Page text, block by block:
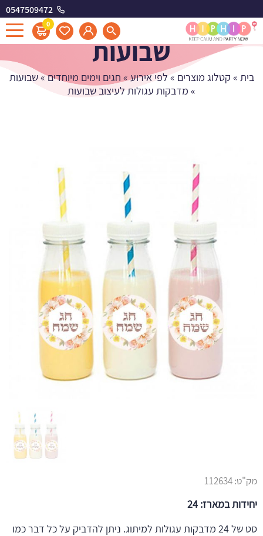
0547509472
0
מדבקות עגולות לעיצוב
שבועות
בית » קטלוג מוצרים » לפי אירוע» חגים וימים מיוחדים»שבועות
» מדבקות עגולות לעיצוב שבועות
מק"ט:112634
יחידות במארז: 24
סט של 24 מדבקות עגולות למיתוג. ניתן להדביק על כל דבר כמו